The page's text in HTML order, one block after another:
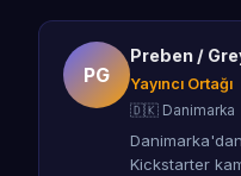
PG
Preben /
Yayıncı Ortağı
🇩🇰 Danimarka
Kickstarter